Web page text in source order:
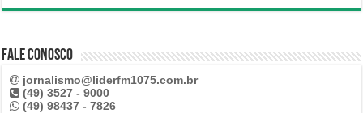
Fale Conosco
jornalismo@liderfm1075.com.br
(49) 3527 - 9000
(49) 98437 - 7826